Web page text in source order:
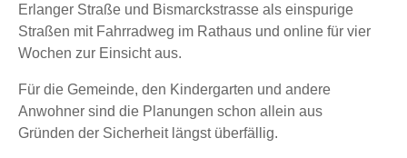
Erlanger Straße und Bismarckstrasse als einspurige
Straßen mit Fahrradweg im Rathaus und online für vier
Wochen zur Einsicht aus.
Für die Gemeinde, den Kindergarten und andere
Anwohner sind die Planungen schon allein aus
Gründen der Sicherheit längst überfällig.